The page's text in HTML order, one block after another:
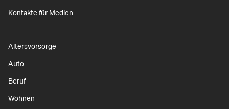
Kontakte für Medien
Altersvorsorge
Auto
Beruf
Wohnen